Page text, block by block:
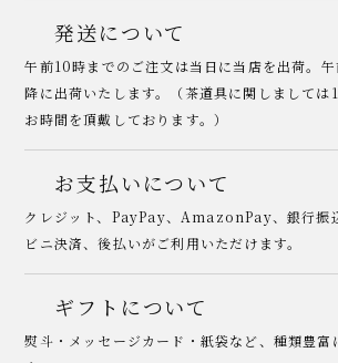
発送について
午前10時までのご注文は当日に当店を出荷。
降に出荷いたします。（茶道具に関しましては
お時間を頂戴しております。）
お支払いについて
クレジット、PayPay、AmazonPay、銀行振
ビニ決済、後払いがご利用いただけます。
ギフトについて
熨斗・メッセージカード・紙袋など、種類豊富